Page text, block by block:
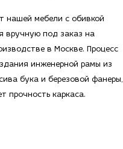
нашей мебели с обивкой
вручную под заказ на
в Москве. Процесс
инженерной рамы из
бука и березовой фанеры,
прочность каркаса.